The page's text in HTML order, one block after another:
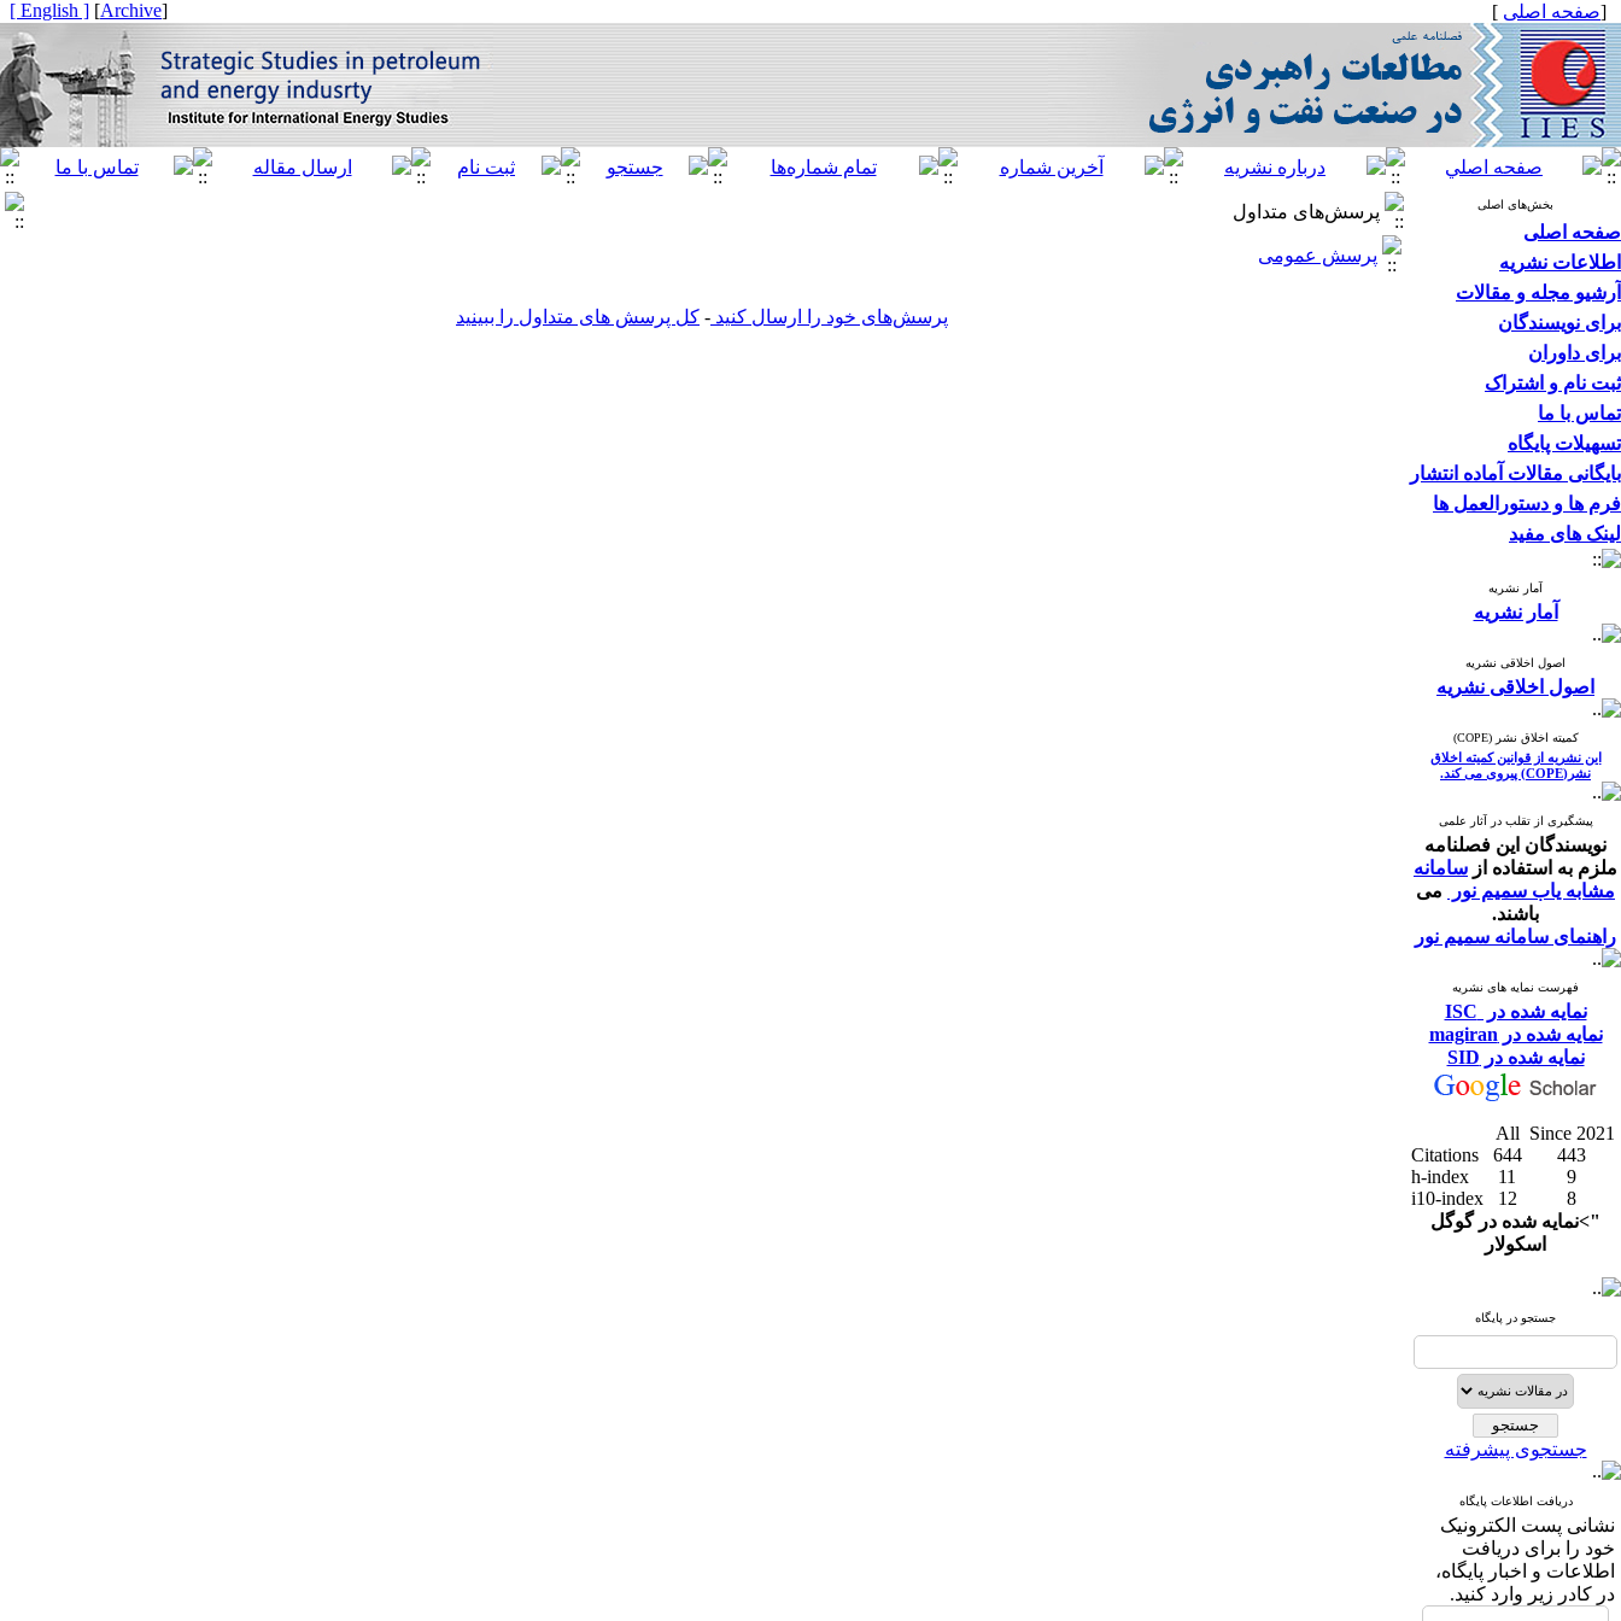
[صفحه اصلی ]
[
Archive
]
[ English ]
بخش‌های اصلی
صفحه اصلی
اطلاعات نشریه
آرشیو مجله و مقالات
برای نویسندگان
برای داوران
ثبت نام و اشتراک
تماس با ما
تسهیلات پایگاه
بایگانی مقالات آماده انتشار
فرم ها و دستورالعمل ها
لینک های مفید
آمار نشریه
آمار نشریه
اصول اخلاقی نشریه
اصول اخلاقی نشریه
کمیته اخلاق نشر (COPE)
این نشریه از قوانین کمیته اخلاق
نشر(COPE) پیروی می کند.
پیشگیری از تقلب در آثار علمی
نویسندگان این فصلنامه
ملزم به استفاده از سامانه
مشابه یاب سمیم نور
می
باشند.
راهنمای سامانه سمیم نور
فهرست نمایه های نشریه
نمایه شده در ISC
نمایه شده در magiran
نمایه شده در SID
All Since 2021
Citations
644
443
h-index
11
9
i10-index
12
8
">نمایه شده در گوگل
اسکولار
جستجو در پایگاه
جستجوی پیشرفته
دریافت اطلاعات پایگاه
نشانی پست الکترونیک
خود را برای دریافت
اطلاعات و اخبار پایگاه،
در کادر زیر وارد کنید.
پرسش‌های متداول
پرسش عمومی
پرسش‌های خود را ارسال کنید - کل پرسش های متداول را ببینید